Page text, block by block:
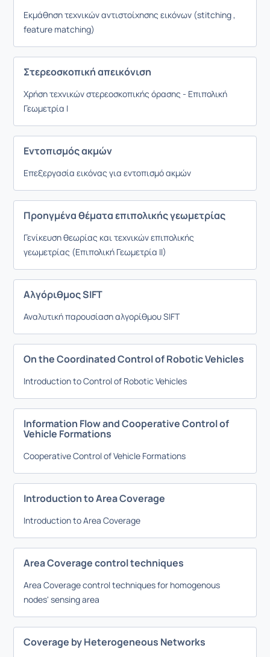
Εκμάθηση τεχνικών αντιστοίχησης εικόνων (stitching ,
feature matching)
Στερεοσκοπική απεικόνιση
Χρήση τεχνικών στερεοσκοπικής όρασης - Επιπολική
Γεωμετρία Ι
Εντοπισμός ακμών
Επεξεργασία εικόνας για εντοπισμό ακμών
Προηγμένα θέματα επιπολικής γεωμετρίας
Γενίκευση θεωρίας και τεχνικών επιπολικής
γεωμετρίας (Επιπολική Γεωμετρία ΙΙ)
Αλγόριθμος SIFT
Αναλυτική παρουσίαση αλγορίθμου SIFT
On the Coordinated Control of Robotic Vehicles
Introduction to Control of Robotic Vehicles
Information Flow and Cooperative Control of
Vehicle Formations
Cooperative Control of Vehicle Formations
Introduction to Area Coverage
Introduction to Area Coverage
Area Coverage control techniques
Area Coverage control techniques for homogenous
nodes' sensing area
Coverage by Heterogeneous Networks